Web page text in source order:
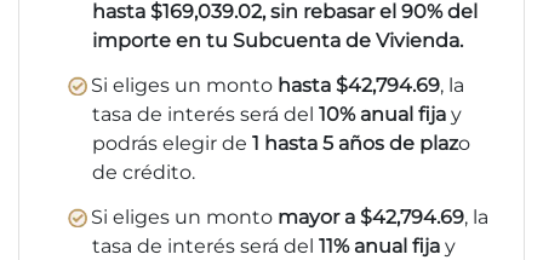
hasta $169,039.02, sin rebasar el 90% del
importe en tu Subcuenta de Vivienda.
Si eliges un monto hasta $42,794.69, la
tasa de interés será del 10% anual fija y
podrás elegir de 1 hasta 5 años de plazo
de crédito.
Si eliges un monto mayor a $42,794.69, la
tasa de interés será del 11% anual fija y